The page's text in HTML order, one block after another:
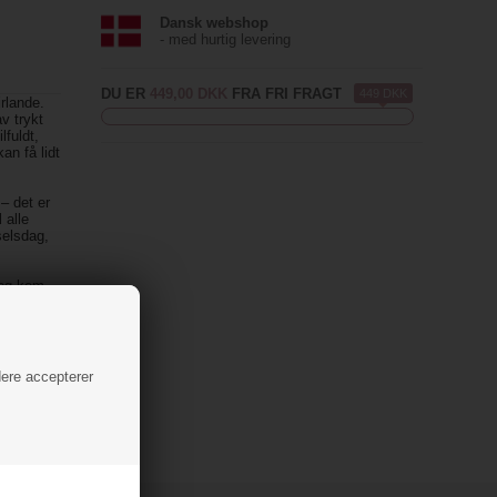
accepterer
trykt
få lidt
det er
alle
kom
Dansk webshop
- med hurtig levering
DU ER FRA FRI FRAGT